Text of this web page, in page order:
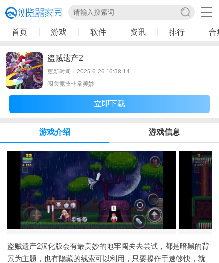
首页 游戏 软件 资讯 排行 合
盗贼遗产2
更新时间：2025-6-26 16:58:14
闯关竞技非常美妙
立即下载
游戏介绍 游戏信息
盗贼遗产2汉化版会有最美妙的地牢闯关去尝试，都是暗黑的背
景为主题，也有隐藏的线索可以利用，只要操作手速够快，就